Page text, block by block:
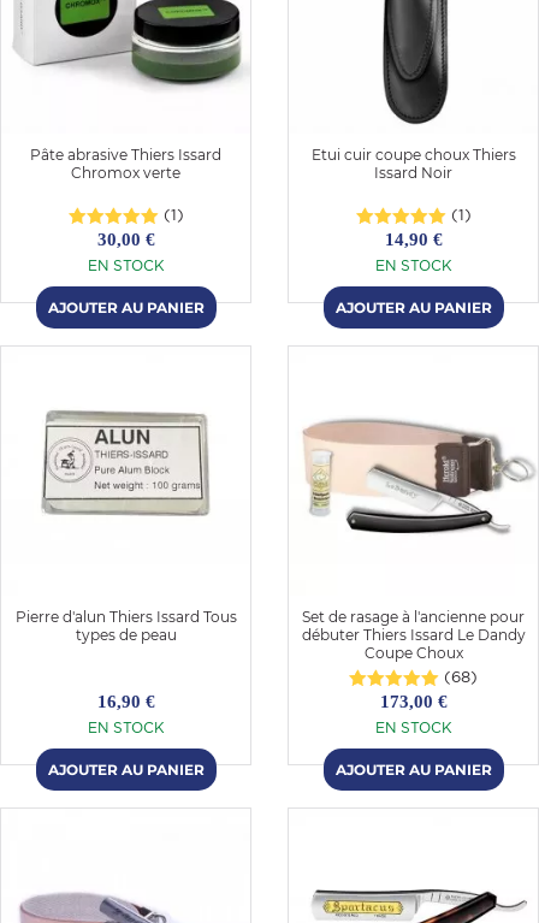
Pâte abrasive Thiers Issard
Chromox verte
(1)
30,00 €
EN STOCK
Etui cuir coupe choux Thiers
Issard Noir
(1)
14,90 €
EN STOCK
Pierre d'alun Thiers Issard Tous
types de peau
16,90 €
EN STOCK
Set de rasage à l'ancienne pour
débuter Thiers Issard Le Dandy
Coupe Choux
(68)
173,00 €
EN STOCK